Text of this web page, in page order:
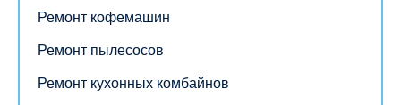
Ремонт кофемашин
Ремонт пылесосов
Ремонт кухонных комбайнов